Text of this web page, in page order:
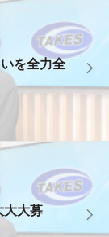
を全力全
大大募